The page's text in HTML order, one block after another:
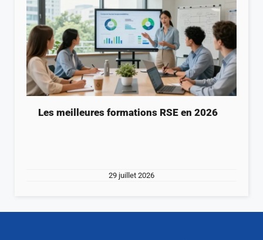
Les meilleures formations RSE en 2026
29 juillet 2026